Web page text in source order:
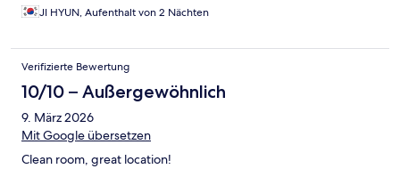
JI HYUN, Aufenthalt von 2 Nächten
Verifizierte Bewertung
10/10 – Außergewöhnlich
9. März 2026
Mit Google übersetzen
Clean room, great location!